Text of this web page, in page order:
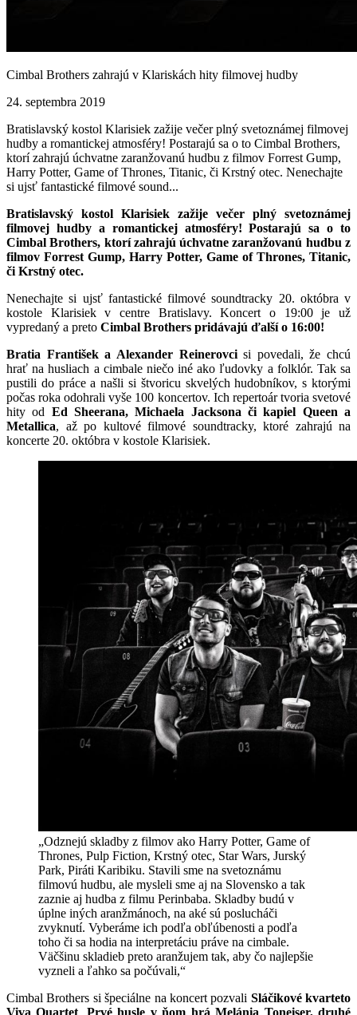
Cimbal Brothers zahrajú v Klariskách hity filmovej hudby
24. septembra 2019
Bratislavský kostol Klarisiek zažije večer plný svetoznámej filmovej
hudby a romantickej atmosféry! Postarajú sa o to Cimbal Brothers,
ktorí zahrajú úchvatne zaranžovanú hudbu z filmov Forrest Gump,
Harry Potter, Game of Thrones, Titanic, či Krstný otec. Nenechajte
si ujsť fantastické filmové sound...
Bratislavský kostol Klarisiek zažije večer plný svetoznámej
filmovej hudby a romantickej atmosféry! Postarajú sa o to
Cimbal Brothers, ktorí zahrajú úchvatne zaranžovanú hudbu z
filmov Forrest Gump, Harry Potter, Game of Thrones, Titanic,
či Krstný otec.
Nenechajte si ujsť fantastické filmové soundtracky 20. októbra v
kostole Klarisiek v centre Bratislavy. Koncert o 19:00 je už
vypredaný a preto Cimbal Brothers pridávajú ďalší o 16:00!
Bratia František a Alexander Reinerovcisi povedali, že chcú
hrať na husliach a cimbale niečo iné ako ľudovky a folklór. Tak sa
pustili do práce a našli si štvoricu skvelých hudobníkov, s ktorými
počas roka odohrali vyše 100 koncertov. Ich repertoár tvoria svetové
hity od Ed Sheerana, Michaela Jacksona či kapiel Queen a
Metallica, až po kultové filmové soundtracky, ktoré zahrajú na
koncerte 20. októbra v kostole Klarisiek.
„Odznejú skladby z filmov ako Harry Potter, Game of
Thrones, Pulp Fiction, Krstný otec, Star Wars, Jurský
Park, Piráti Karibiku. Stavili sme na svetoznámu
filmovú hudbu, ale mysleli sme aj na Slovensko a tak
zaznie aj hudba z filmu Perinbaba. Skladby budú v
úplne iných aranžmánoch, na aké sú poslucháči
zvyknutí. Vyberáme ich podľa obľúbenosti a podľa
toho či sa hodia na interpretáciu práve na cimbale.
Väčšinu skladieb preto aranžujem tak, aby čo najlepšie
vyzneli a ľahko sa počúvali,“
Cimbal Brothers si špeciálne na koncert pozvali Sláčikové kvarteto
Viva Quartet
Prvé husle v ňom hrá Melánia Toneiser, druhé